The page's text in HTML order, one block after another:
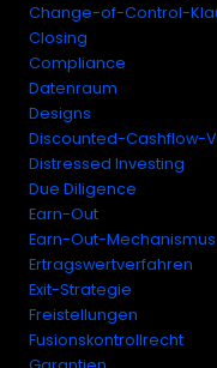
Change-of-Control-
Closing
Compliance
Datenraum
Designs
Discounted-Cashflow-
Distressed Investing
Due Diligence
Earn-Out
Earn-Out-Mechanismus
Ertragswertverfahren
Exit-Strategie
Freistellungen
Fusionskontrollrecht